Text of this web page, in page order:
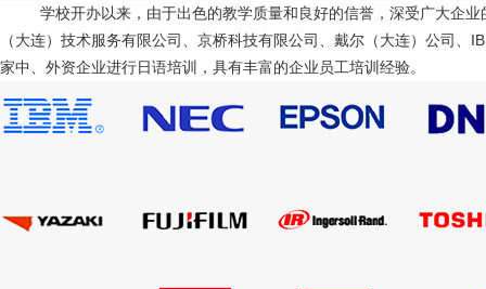
学校开办以来，由于出色的教学质量和良好的信誉，深受广大企
（大连）技术服务有限公司、京桥科技有限公司、戴尔（大连）公司、
家中、外资企业进行日语培训，具有丰富的企业员工培训经验。